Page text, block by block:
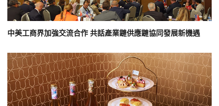
中美工商界加強交流合作 共話產業鏈供應鏈協同發展新機遇